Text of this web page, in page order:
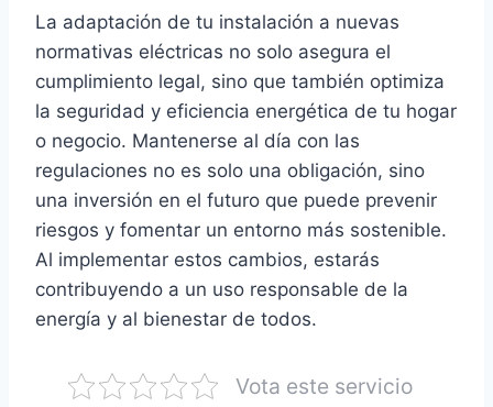
La adaptación de tu instalación a nuevas
normativas eléctricas no solo asegura el
cumplimiento legal, sino que también optimiza
la seguridad y eficiencia energética de tu hogar
o negocio. Mantenerse al día con las
regulaciones no es solo una obligación, sino
una inversión en el futuro que puede prevenir
riesgos y fomentar un entorno más sostenible.
Al implementar estos cambios, estarás
contribuyendo a un uso responsable de la
energía y al bienestar de todos.
Vota este servicio